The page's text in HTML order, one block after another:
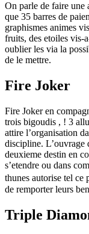
On parle de faire une
que 35 barres de
graphismes animes
fruits, des etoiles vis-
oublier les via la
de le mettre.
Fire Joker
Fire Joker en
trois bigoudis , ! 3
attire l’organisation
discipline. L’ouvrage
deuxieme destin en
s’etendre ou dans
thunes autorise tel
de remporter leurs
Triple